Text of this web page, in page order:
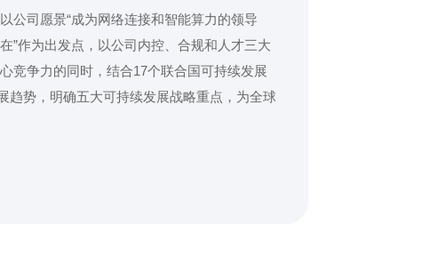
公司愿景“成为网络连接和智能算力的领导
”作为出发点，以公司内控、合规和人才三大
竞争力的同时，结合17个联合国可持续发展
趋势，明确五大可持续发展战略重点，为全球